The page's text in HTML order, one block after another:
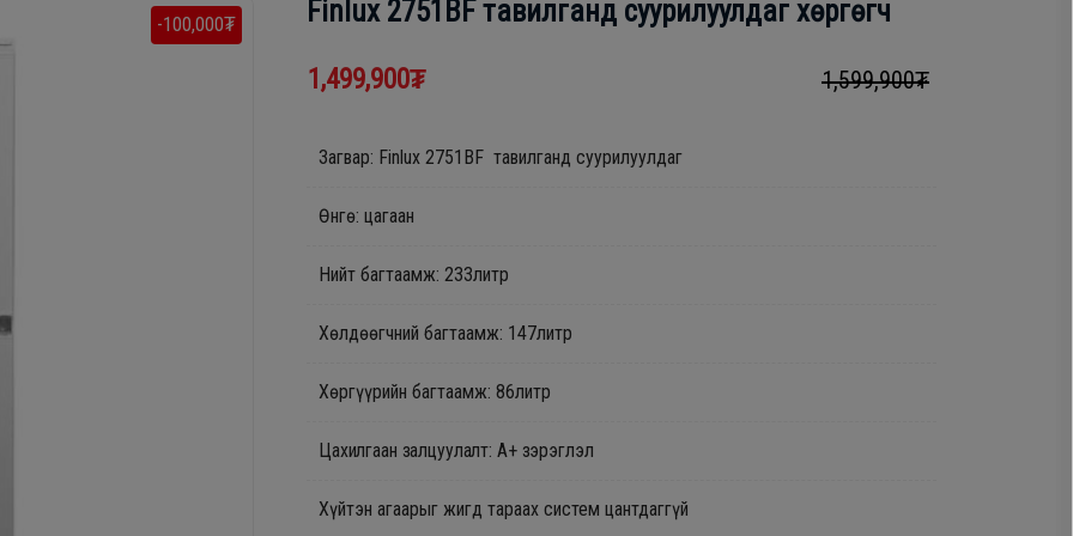
-100,000₮ Finlux 2751BF тавилганд суурилуулдаг хөргөгч
1,499,900₮ 1,599,900₮
Загвар: Finlux 2751BF тавилганд суурилуулдаг
Өнгө: цагаан
Нийт багтаамж: 233литр
Хөлдөөгчний багтаамж: 147литр
Хөргүүрийн багтаамж: 86литр
Цахилгаан залцуулалт: А+ зэрэглэл
Хүйтэн агаарыг жигд тараах систем цантдаггүй